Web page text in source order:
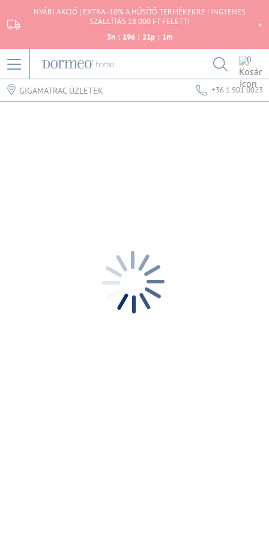
NYÁRI AKCIÓ | EXTRA -10% A HŰSÍTŐ TERMÉKEKRE | INGYENES
SZÁLLÍTÁS 18 000 FT FELETT!
3n : 19ó : 21p : 1m
0
GIGAMATRAC ÜZLETEK +36 1 901 0023